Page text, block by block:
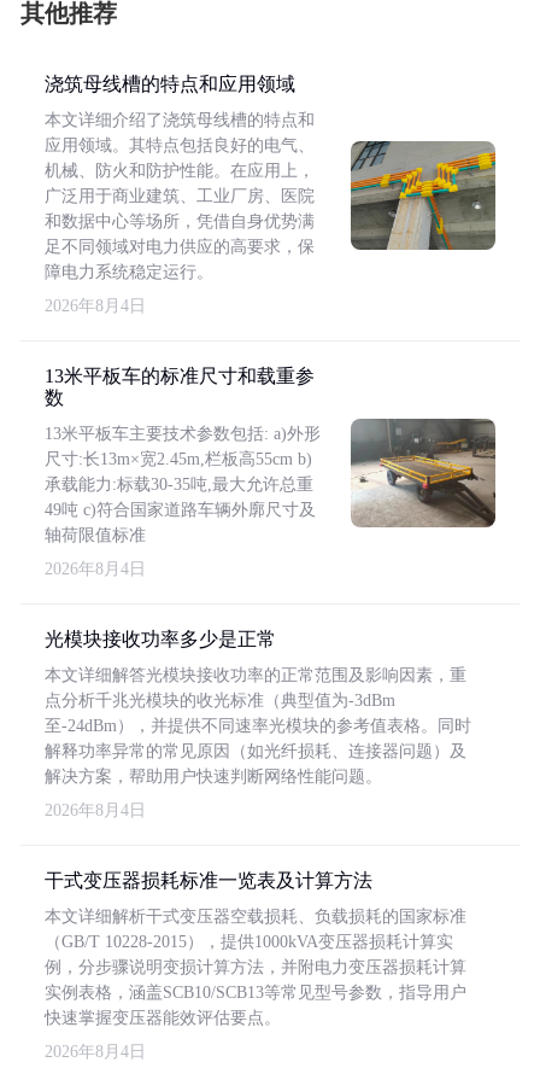
其他推荐
浇筑母线槽的特点和应用领域
本文详细介绍了浇筑母线槽的特点和
应用领域。其特点包括良好的电气、
机械、防火和防护性能。在应用上，
广泛用于商业建筑、工业厂房、医院
和数据中心等场所，凭借自身优势满
足不同领域对电力供应的高要求，保
障电力系统稳定运行。
2026年8月4日
13米平板车的标准尺寸和载重参
数
13米平板车主要技术参数包括: a)外形
尺寸:长13m×宽2.45m,栏板高55cm b)
承载能力:标载30-35吨,最大允许总重
49吨 c)符合国家道路车辆外廓尺寸及
轴荷限值标准
2026年8月4日
光模块接收功率多少是正常
本文详细解答光模块接收功率的正常范围及影响因素，重
点分析千兆光模块的收光标准（典型值为-3dBm
至-24dBm），并提供不同速率光模块的参考值表格。同时
解释功率异常的常见原因（如光纤损耗、连接器问题）及
解决方案，帮助用户快速判断网络性能问题。
2026年8月4日
干式变压器损耗标准一览表及计算方法
本文详细解析干式变压器空载损耗、负载损耗的国家标准
（GB/T 10228-2015），提供1000kVA变压器损耗计算实
例，分步骤说明变损计算方法，并附电力变压器损耗计算
实例表格，涵盖SCB10/SCB13等常见型号参数，指导用户
快速掌握变压器能效评估要点。
2026年8月4日